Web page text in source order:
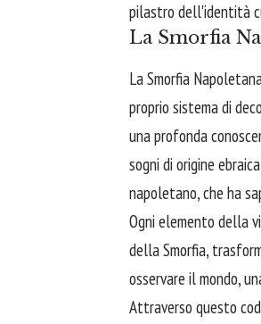
pilastro dell'identità
La Smorfia
La Smorfia
proprio sistema di
una profonda
sogni di origine
napoletano, che ha
Ogni elemento della
della Smorfia,
osservare il mondo,
Attraverso questo